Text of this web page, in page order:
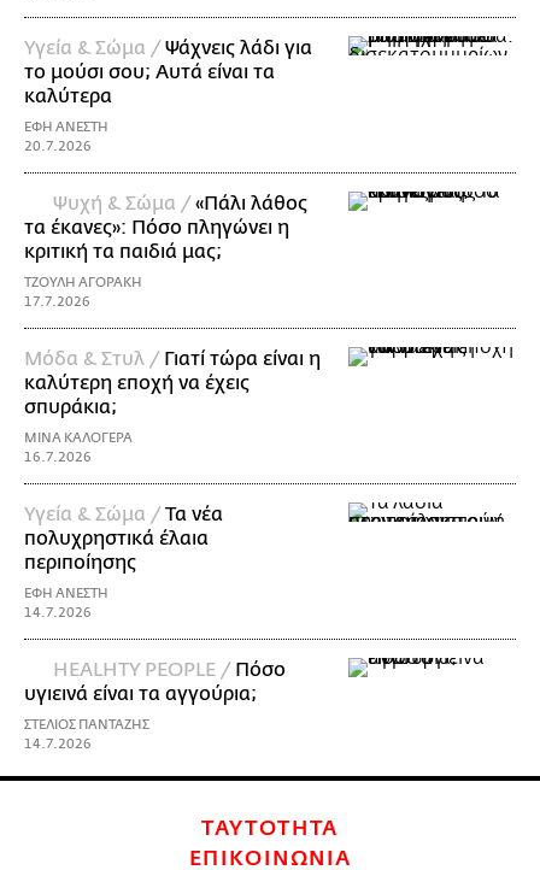
Υγεία & Σώμα /Ψάχνεις λάδι για
τo μούσι σου; Αυτά είναι τα
καλύτερα
ΕΦΗ ΑΝΕΣΤΗ
20.7.2026
Ψυχή & Σώμα /«Πάλι λάθος
τα έκανες»: Πόσο πληγώνει η
κριτική τα παιδιά μας;
ΤΖΟΥΛΗ ΑΓΟΡΑΚΗ
17.7.2026
Μόδα & Στυλ / Γιατί τώρα είναι η
καλύτερη εποχή να έχεις
σπυράκια;
ΜΙΝΑ ΚΑΛΟΓΕΡΑ
16.7.2026
Υγεία & Σώμα /Τα νέα
πολυχρηστικά έλαια
περιποίησης
ΕΦΗ ΑΝΕΣΤΗ
14.7.2026
HEALHTY PEOPLE / Πόσο
υγιεινά είναι τα αγγούρια;
ΣΤΕΛΙΟΣ ΠΑΝΤΑΖΗΣ
14.7.2026
ΤΑΥΤΟΤΗΤΑ
ΕΠΙΚΟΙΝΩΝΙΑ